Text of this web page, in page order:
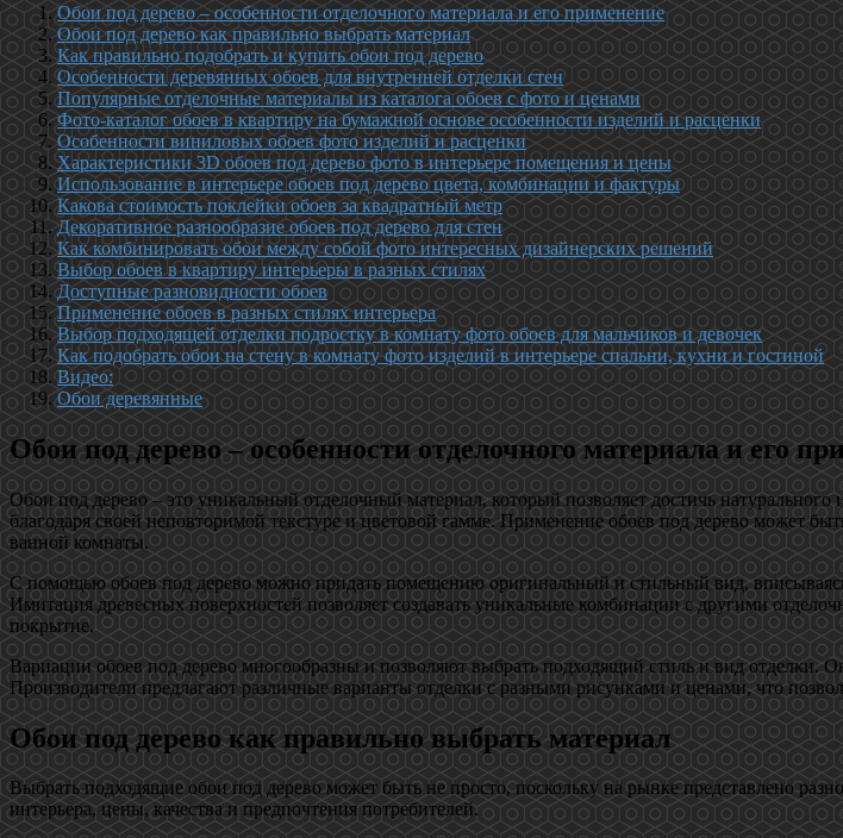
Обои под дерево – особенности отделочного материала и его применение
Обои под дерево как правильно выбрать материал
Как правильно подобрать и купить обои под дерево
Особенности деревянных обоев для внутренней отделки стен
Популярные отделочные материалы из каталога обоев с фото и ценами
Фото-каталог обоев в квартиру на бумажной основе особенности изделий и расценки
Особенности виниловых обоев фото изделий и расценки
Характеристики 3D обоев под дерево фото в интерьере помещения и цены
Использование в интерьере обоев под дерево цвета, комбинации и фактуры
Какова стоимость поклейки обоев за квадратный метр
Декоративное разнообразие обоев под дерево для стен
Как комбинировать обои между собой фото интересных дизайнерских решений
Выбор обоев в квартиру интерьеры в разных стилях
Доступные разновидности обоев
Применение обоев в разных стилях интерьера
Выбор подходящей отделки подростку в комнату фото обоев для мальчиков и девочек
Как подобрать обои на стену в комнату фото изделий в интерьере спальни, кухни и гостиной
Видео:
Обои деревянные
Обои под дерево – особенности отделочного материала и его
Обои под дерево – это уникальный отделочный материал, который позволяет достичь
благодаря своей неповторимой текстуре и цветовой гамме. Применение обоев под дерево может
ванной комнаты.
С помощью обоев под дерево можно придать помещению оригинальный и стильный вид,
Имитация древесных поверхностей позволяет создавать уникальные комбинации с другими
покрытие.
Вариации обоев под дерево многообразны и позволяют выбрать подходящий стиль и вид
Производители предлагают различные варианты отделки с разными рисунками и ценами, что
Обои под дерево как правильно выбрать материал
Выбрать подходящие обои под дерево может быть не просто, поскольку на рынке представлено
интерьера, цены, качества и предпочтения потребителей.